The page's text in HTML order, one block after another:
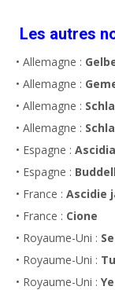
Les autres
• Allemagne :
• Allemagne :
• Allemagne :
• Allemagne :
• Espagne :
• Espagne : Buddell
• France : Ascidie
• France : Cione
• Royaume-Uni :
• Royaume-Uni :
• Royaume-Uni :